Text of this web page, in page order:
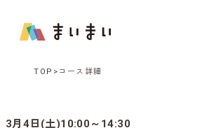
TOP コース詳細
3月4日(土)10:00～14:30